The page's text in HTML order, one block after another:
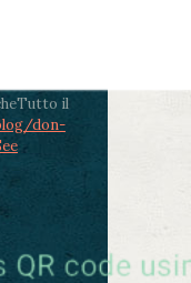
alcuni
ore
al
le
Tutto il
don-